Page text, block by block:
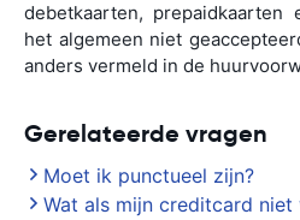
debetkaarten,
het algemeen niet
anders vermeld in de
Gerelateerde vragen
Moet ik punctueel zijn?
Wat als mijn creditcard